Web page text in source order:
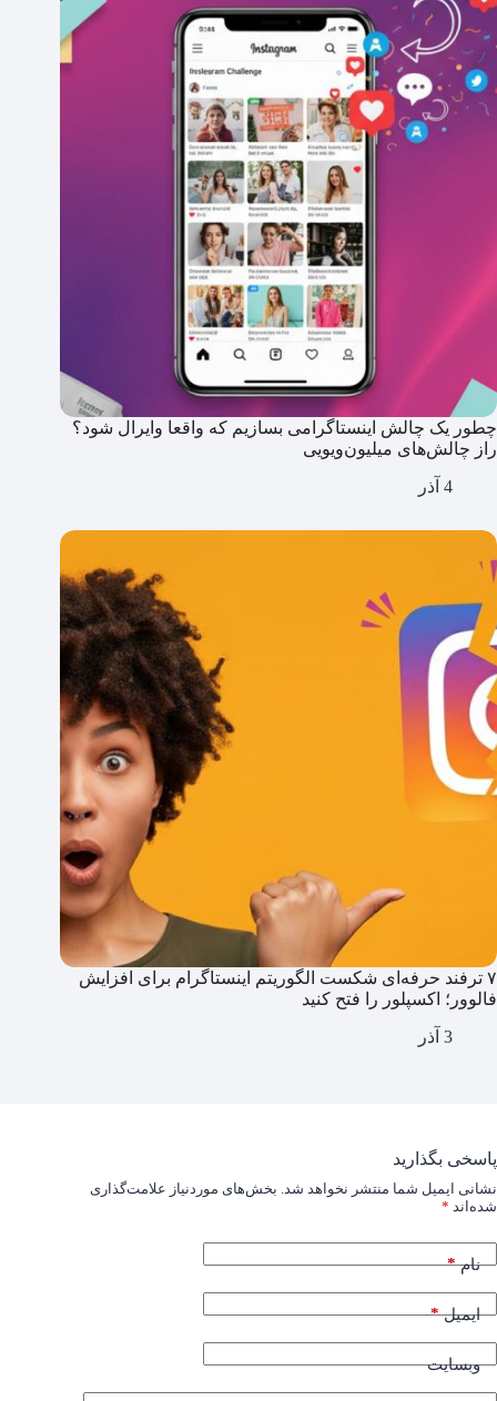
چطور یک چالش اینستاگرامی بسازیم که واقعا وایرال شود؟
راز چالش‌های میلیون‌ویویی
4 آذر
۷ ترفند حرفه‌ای شکست الگوریتم اینستاگرام برای افزایش
فالوور؛ اکسپلور را فتح کنید
3 آذر
پاسخی بگذارید
نشانی ایمیل شما منتشر نخواهد شد. بخش‌های موردنیاز علامت‌گذاری
شده‌اند *
نام*
ایمیل*
وبسایت